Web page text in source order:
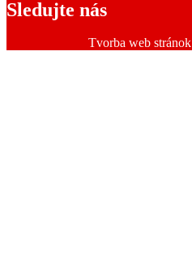
Sledujte nás
Tvorba web